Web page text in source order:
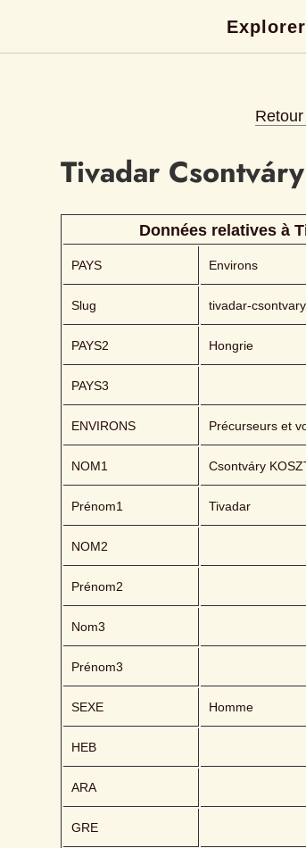
Explorer
Tivadar
Données relatives à
PAYS Environs
Slug tivadar-
PAYS2 Hongrie
PAYS3
ENVIRONS Précurseurs et
NOM1 Csontváry
Prénom1 Tivadar
NOM2
Prénom2
Nom3
Prénom3
SEXE Homme
HEB
ARA
GRE